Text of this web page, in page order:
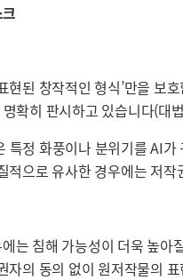
된 창작적인 형식’만을 보
확히 판시하고 있습니다(대
특정 화풍이나 분위기를 AI
으로 유사한 경우에는 저
는 침해 가능성이 더욱 높
의 동의 없이 원저작물의